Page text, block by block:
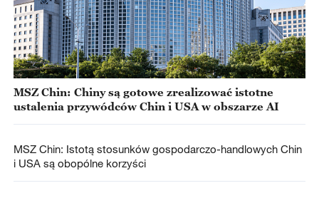
MSZ Chin: Chiny są gotowe zrealizować istotne
ustalenia przywódców Chin i USA w obszarze AI
MSZ Chin: Istotą stosunków gospodarczo-handlowych Chin
i USA są obopólne korzyści